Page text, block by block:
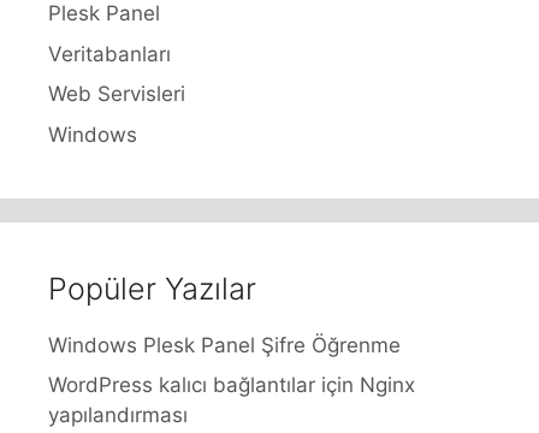
Plesk Panel
Veritabanları
Web Servisleri
Windows
Popüler Yazılar
Windows Plesk Panel Şifre Öğrenme
WordPress kalıcı bağlantılar için Nginx
yapılandırması